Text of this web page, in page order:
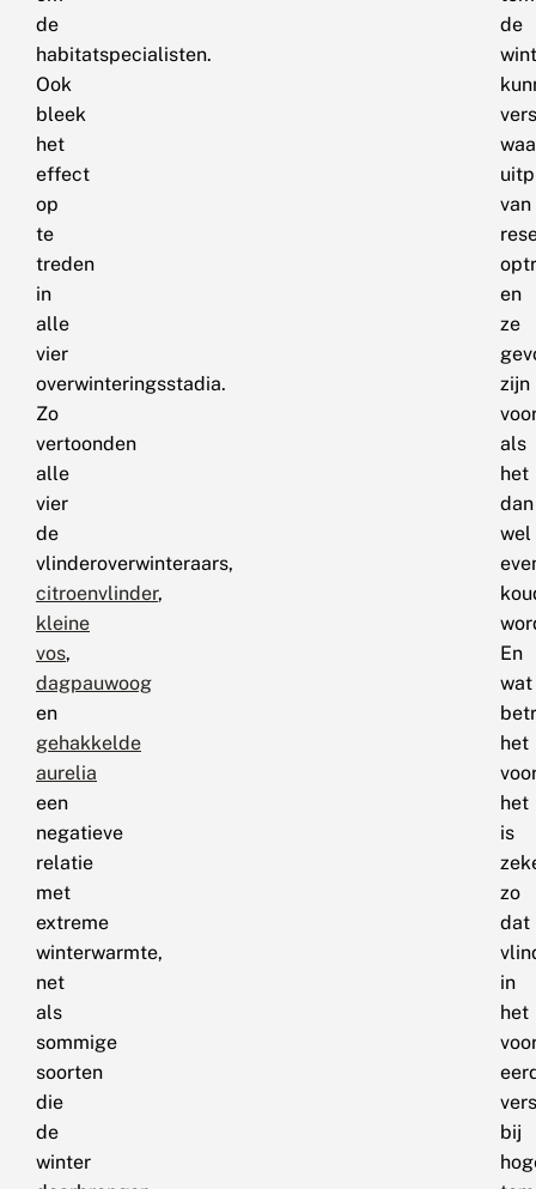
de
habitatspecialisten.
Ook
bleek
het
effect
op
te
treden
in
alle
vier
overwinteringsstadia.
Zo
vertoonden
alle
vier
de
vlinderoverwinteraars,
citroenvlinder,
kleine
vos,
dagpauwoog
en
gehakkelde
aurelia
een
negatieve
relatie
met
extreme
winterwarmte,
net
als
sommige
soorten
die
de
winter
de
van
en
ze
zijn
als
het
dan
wel
En
wat
het
het
is
zo
dat
in
het
bij